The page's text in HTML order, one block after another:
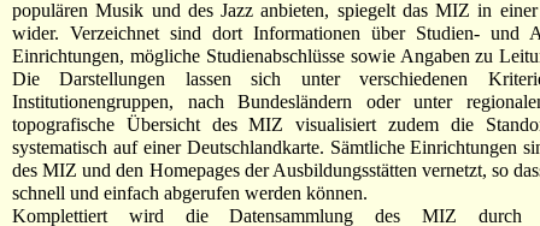
populären Musik und des Jazz anbieten, spiegelt das MIZ in
wider. Verzeichnet sind dort Informationen über Studien- und
Einrichtungen, mögliche Studienabschlüsse sowie Angaben zu
Die Darstellungen lassen sich unter verschiedenen
Institutionengruppen, nach Bundesländern oder unter
topografische Übersicht des MIZ visualisiert zudem die
systematisch auf einer Deutschlandkarte. Sämtliche Einrichtungen
des MIZ und den Homepages der Ausbildungsstätten vernetzt, so
schnell und einfach abgerufen werden können.
Komplettiert wird die Datensammlung des MIZ